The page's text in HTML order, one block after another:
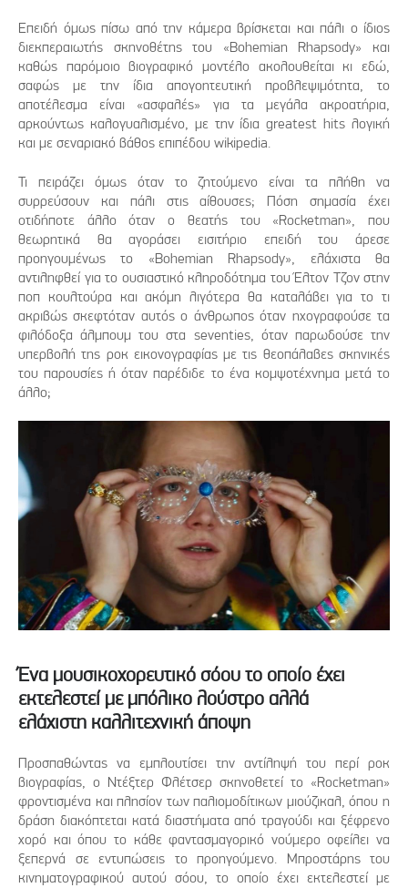
Επειδή όμως πίσω από την κάμερα βρίσκεται και πάλι ο ίδιος
διεκπεραιωτής σκηνοθέτης του «Bohemian Rhapsody» και
καθώς παρόμοιο βιογραφικό μοντέλο ακολουθείται κι εδώ,
σαφώς με την ίδια απογοητευτική προβλεψιμότητα, το
αποτέλεσμα είναι «ασφαλές» για τα μεγάλα ακροατήρια,
αρκούντως καλογυαλισμένο, με την ίδια greatest hits λογική
και με σεναριακό βάθος επιπέδου wikipedia.
Τι πειράζει όμως όταν το ζητούμενο είναι τα πλήθη να
συρρεύσουν και πάλι στις αίθουσες; Πόση σημασία έχει
οτιδήποτε άλλο όταν ο θεατής του «Rocketman», που
θεωρητικά θα αγοράσει εισιτήριο επειδή του άρεσε
προηγουμένως το «Bohemian Rhapsody», ελάχιστα θα
αντιληφθεί για το ουσιαστικό κληροδότημα του Έλτον Τζον στην
ποπ κουλτούρα και ακόμη λιγότερα θα καταλάβει για το τι
ακριβώς σκεφτόταν αυτός ο άνθρωπος όταν ηχογραφούσε τα
φιλόδοξα άλμπουμ του στα seventies, όταν παρωδούσε την
υπερβολή της ροκ εικονογραφίας με τις θεοπάλαβες σκηνικές
του παρουσίες ή όταν παρέδιδε το ένα κομψοτέχνημα μετά το
άλλο;
Ένα μουσικοχορευτικό σόου το οποίο έχει
εκτελεστεί με μπόλικο λούστρο αλλά
ελάχιστη καλλιτεχνική άποψη
Προσπαθώντας να εμπλουτίσει την αντίληψή του περί ροκ
βιογραφίας, ο Ντέξτερ Φλέτσερ σκηνοθετεί το «Rocketman»
φροντισμένα και πλησίον των παλιομοδίτικων μιούζικαλ, όπου η
δράση διακόπτεται κατά διαστήματα από τραγούδι και ξέφρενο
χορό και όπου το κάθε φαντασμαγορικό νούμερο οφείλει να
ξεπερνά σε εντυπώσεις το προηγούμενο. Μπροστάρης του
κινηματογραφικού αυτού σόου, το οποίο έχει εκτελεστεί με